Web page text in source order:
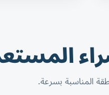
المناسبة بسرعة.